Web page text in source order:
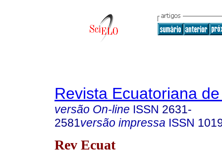
Revista Ecuatoriana
versão On-line ISSN 2631-
2581versão impressa ISSN
Rev Ecuat